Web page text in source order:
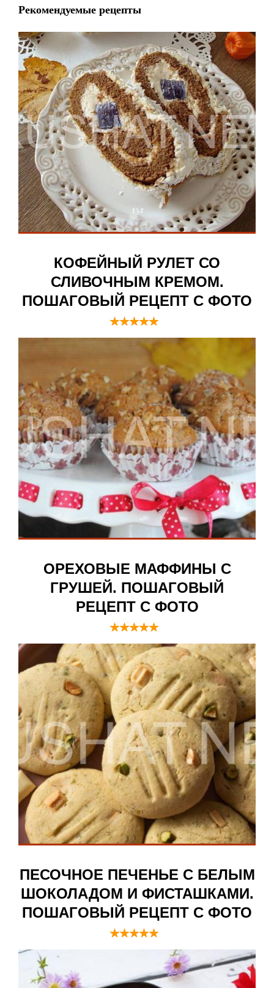
Рекомендуемые рецепты
КОФЕЙНЫЙ РУЛЕТ СО
СЛИВОЧНЫМ КРЕМОМ.
ПОШАГОВЫЙ РЕЦЕПТ С ФОТО
ОРЕХОВЫЕ МАФФИНЫ С
ГРУШЕЙ. ПОШАГОВЫЙ
РЕЦЕПТ С ФОТО
ПЕСОЧНОЕ ПЕЧЕНЬЕ С БЕЛЫМ
ШОКОЛАДОМ И ФИСТАШКАМИ.
ПОШАГОВЫЙ РЕЦЕПТ С ФОТО